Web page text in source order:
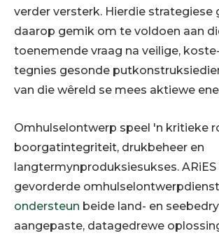
verder versterk. Hierdie strategiese
daarop gemik om te voldoen aan
toenemende vraag na veilige,
tegnies gesonde
van die wêreld se mees aktiewe
Omhulselontwerp speel 'n kritieke
boorgatintegriteit, drukbeheer en
langtermynproduksiesukses. ARiES
gevorderde
ondersteun beide land- en
aangepaste, datagedrewe